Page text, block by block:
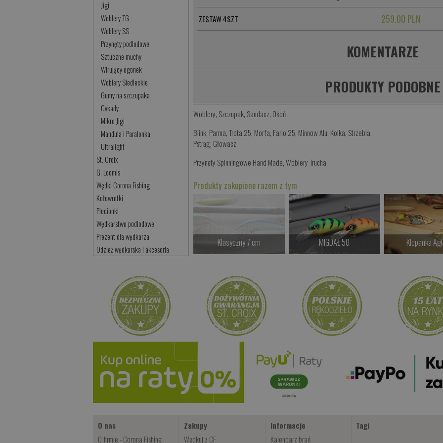
Jigi
Woblery TG
Woblery SS
Przynęty podlodowe
Sztuczne muchy
Wirujący ogonek
Woblery Siedleckie
Gumy na szczupaka
Cykady
Mikro Jigi
Mandula i Paralonka
Ultralight
St. Croix
G. Loomis
Wędki Corona Fishing
Kołowrotki
Plecionki
Wędkarstwo podlodowe
Prezent dla wędkarza
Odzież wędkarska i akcesoria
ZESTAW 4SZT 259.00 PLN
KOMENTARZE
PRODUKTY PODOBNE
Woblery, Szczupak, Sandacz, Okoń
Blink, Parma,Trota 25, Morfa, Fario 25, Minnow Alu, Kolka, Strzebla,
Pstrąg, Głowacz
Przynęty Spinningowe Hand Made,Woblery Trucha
Produkty zakupione razem z tym
Klasyczny 7 cm
Czekamy na dostawę
Kup teraz >
MIGDAŁ 50
od 39.00 PLN
Kup teraz >
Klepanka
od 28.00
Kup teraz
O nas
O firmie - Corona Fishing
Zakupy
Wędkuj z CF
Informacje
Kalendarz brań
Tagi